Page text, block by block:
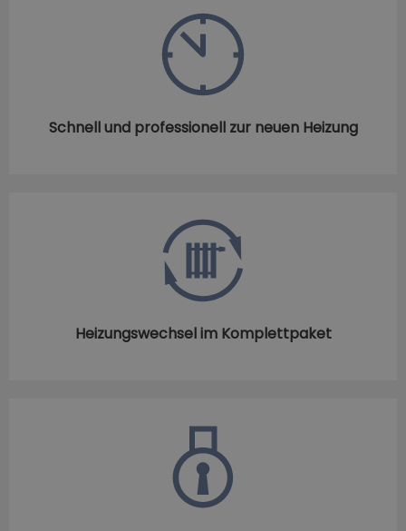
Schnell und professionell zur neuen Heizung
Heizungswechsel im Komplettpaket